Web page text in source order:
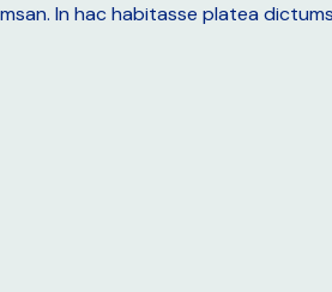
In hac habitasse platea